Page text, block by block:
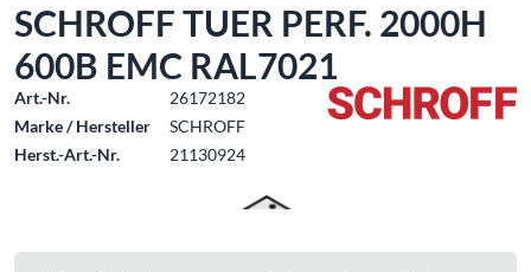
SCHROFF TUER PERF. 2000H
600B EMC RAL7021
Art.-Nr.
26172182
Marke / Hersteller
SCHROFF
Herst.-Art.-Nr.
21130924